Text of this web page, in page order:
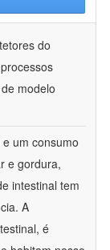
do
modelo
um consumo
e gordura,
intestinal tem
A
é